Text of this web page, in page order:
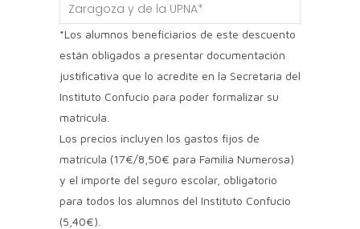
Zaragoza y de la UPNA*
*Los alumnos beneficiarios de este descuento
están obligados a presentar documentación
justificativa que lo acredite en la Secretaría del
Instituto Confucio para poder formalizar su
matrícula.
Los precios incluyen los gastos fijos de
matrícula (17€/8,50€ para Familia Numerosa)
y el importe del seguro escolar, obligatorio
para todos los alumnos del Instituto Confucio
(5,40€).